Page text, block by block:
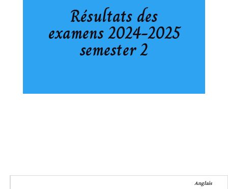
Résultats des
examens 2024-2025
semester 2
Anglais